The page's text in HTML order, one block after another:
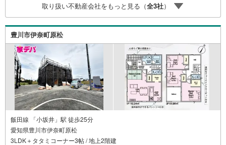
スペース用意しております。ぜひご家族そろってご来場く
ださい。・営業時間 午前9時00分～午後6時30分 （定休日:
水曜日）この時間帯はお電話でのお問い合わせがスムーズ
にご案内できます。右下の電話ボタンをタッチ！もしくは
お気軽にお電話ください。
取り扱い不動産会社をもっと見る（全3社）
豊川市伊奈町原松
飯田線 「小坂井」駅 徒歩25分
愛知県豊川市伊奈町原松
3LDK＋タタミコーナー3帖 / 地上2階建